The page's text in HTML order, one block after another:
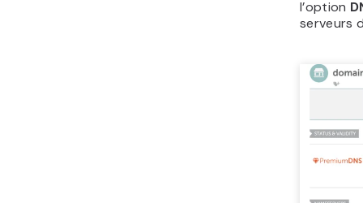
l’option
serveurs